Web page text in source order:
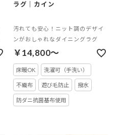
ラグ｜カイン
汚れても安心！ニット調のデザイ
ンがおしゃれなダイニングラグ
￥14,800～
床暖OK 洗濯可（手洗い）
不織布 遊び毛防止 撥水
防ダニ抗菌基布使用